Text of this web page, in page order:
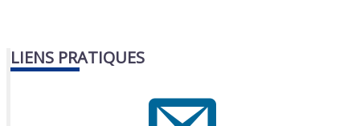
LIENS PRATIQUES